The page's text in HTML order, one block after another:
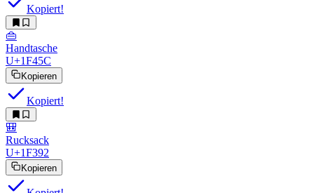
Kopiert!
👜
Handtasche
U+1F45C
Kopieren
Kopiert!
🎒
Rucksack
U+1F392
Kopieren